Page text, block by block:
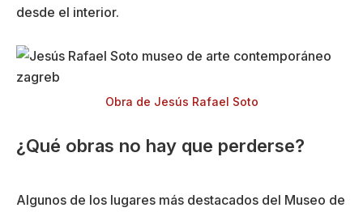
desde el interior.
Obra de Jesús Rafael Soto
¿Qué obras no hay que perderse?
Algunos de los lugares más destacados del Museo de